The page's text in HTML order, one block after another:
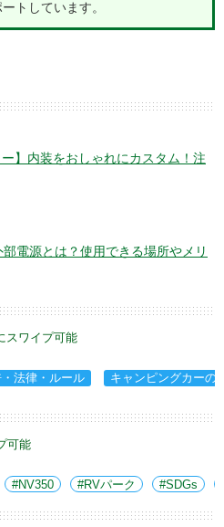
トしています。
】内装をおしゃれにカスタム！注
電源とは？使用できる場所やメリ
スワイプ可能
法律・ルール キャンピングカーの
可能
NV350 RVパーク SDGs